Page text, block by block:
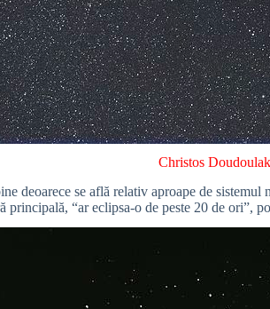
Christos
deoarece se află relativ aproape de
principală, “ar eclipsa-o de peste 20 de ori”,